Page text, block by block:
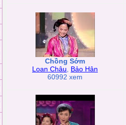
Chồng Sớm
Loan Châu
Bảo Hân
60992 xem